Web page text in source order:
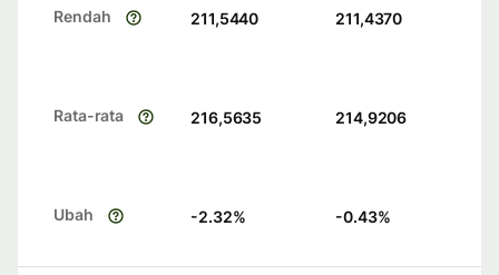
Rendah 211,5440 211,4370
Rata-rata 216,5635 214,9206
Ubah -2.32% -0.43%